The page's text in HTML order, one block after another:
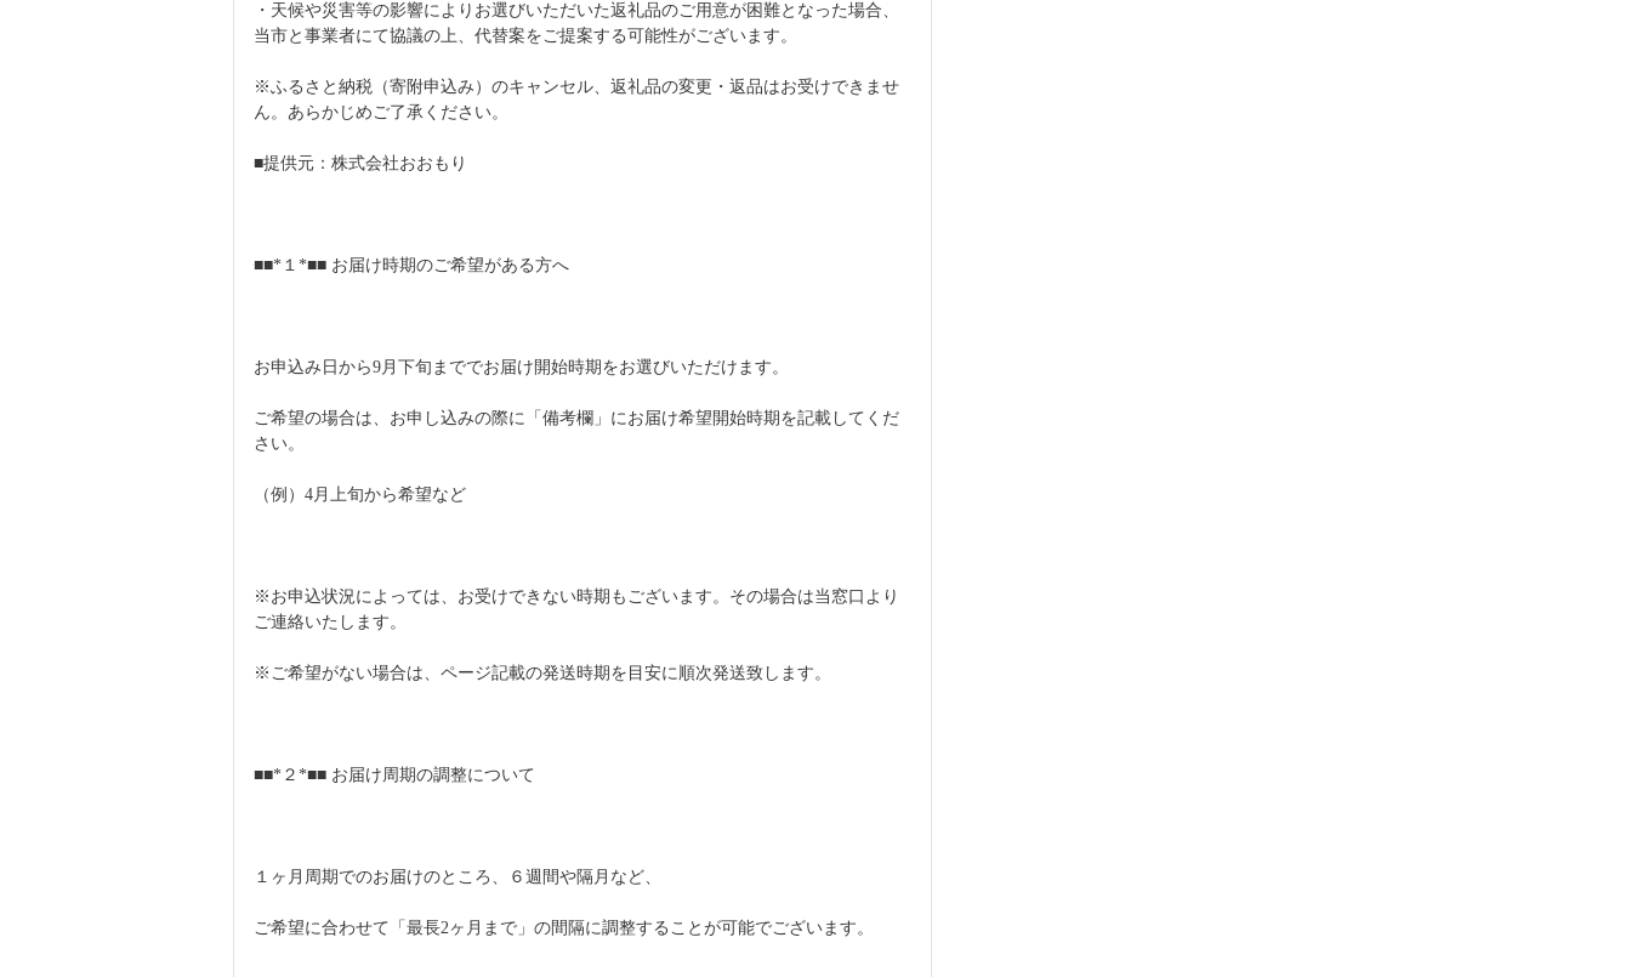
・天候や災害等の影響によりお選びいただいた返礼品のご用意が困難となった場合、
当市と事業者にて協議の上、代替案をご提案する可能性がございます。
※ふるさと納税（寄附申込み）のキャンセル、返礼品の変更・返品はお受けできませ
ん。あらかじめご了承ください。
■提供元：株式会社おおもり
■■*１*■■ お届け時期のご希望がある方へ
お申込み日から9月下旬まででお届け開始時期をお選びいただけます。
ご希望の場合は、お申し込みの際に「備考欄」にお届け希望開始時期を記載してくだ
さい。
（例）4月上旬から希望など
※お申込状況によっては、お受けできない時期もございます。その場合は当窓口より
ご連絡いたします。
※ご希望がない場合は、ページ記載の発送時期を目安に順次発送致します。
■■*２*■■ お届け周期の調整について
１ヶ月周期でのお届けのところ、６週間や隔月など、
ご希望に合わせて「最長2ヶ月まで」の間隔に調整することが可能でございます。